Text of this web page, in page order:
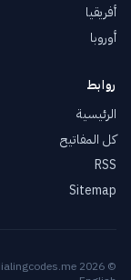
3430
أفريقيا
أوروبا
روابط
الرئيسية
كل المفاتيح
RSS
Sitemap
© 2026 dialingcodes.me — جميع الحقوق محفوظة